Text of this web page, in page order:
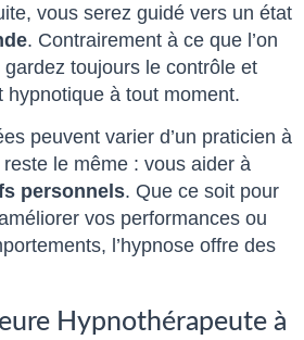
vous serez guidé vers un état
. Contrairement à ce que l’on
toujours le contrôle et
hypnotique à tout moment.
peuvent varier d’un praticien à
reste le même : vous aider à
personnels. Que ce soit pour
vos performances ou
l’hypnose offre des
Hypnothérapeute à